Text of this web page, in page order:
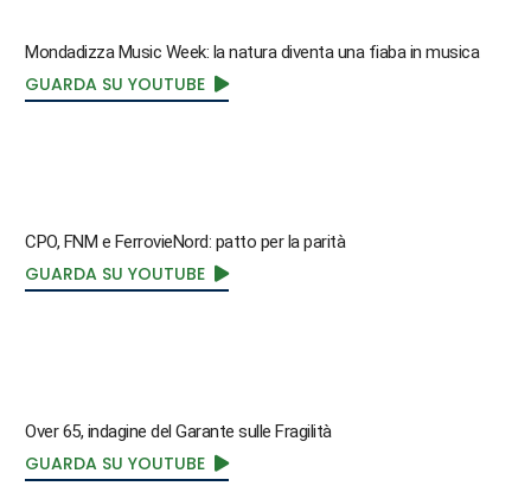
Mondadizza Music Week: la natura diventa una fiaba in musica
GUARDA SU YOUTUBE
CPO, FNM e FerrovieNord: patto per la parità
GUARDA SU YOUTUBE
Over 65, indagine del Garante sulle Fragilità
GUARDA SU YOUTUBE